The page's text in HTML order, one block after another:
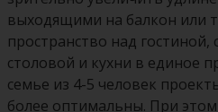
выходящими на балкон или
пространство над
столовой и кухни в единое
семье из 4-5 человек
более оптимальны. При